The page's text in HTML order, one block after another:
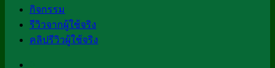
กิจกรรม
รีวิวจากผู้ใช้จริง
คลิปรีวิวผู้ใช้จริง